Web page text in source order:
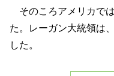
そのころアメリカで
た。レーガン大統領は
した。